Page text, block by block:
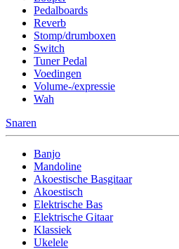
Pedalboards
Reverb
Stomp/drumboxen
Switch
Tuner Pedal
Voedingen
Volume-/expressie
Wah
Snaren
Banjo
Mandoline
Akoestische Basgitaar
Akoestisch
Elektrische Bas
Elektrische Gitaar
Klassiek
Ukelele